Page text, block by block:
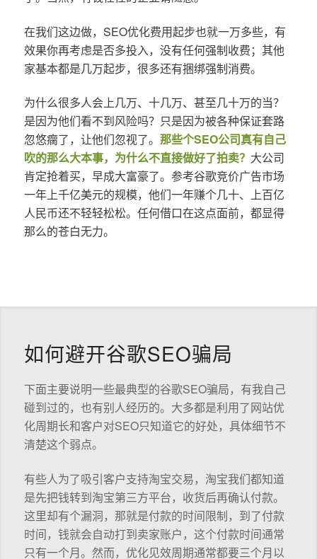
在我们这边做，SEO优化费用起步也就一万多些，有
效果你再考虑是否多投入，没有任何强制收费；其他
家基本都是几万起步，很多还有捆绑强制消费。
为什么很多人会上几万、十几万、甚至几十万的当？
是因为他们看不到风险吗？只是因为被各种保证套路
忽悠瘸了，让他们忽视了。 那些个SEO公司真有自己
吹的那么大本事，为什么不直接做好了拍卖？ 大公司
肯定抢着买，早成大富豪了。参考谷歌竞价广告市场
一年上千亿美元的规模，他们一年赚个几十、上百亿
人民币还不轻轻松松。任何借口在这点面前，都显得
那么的苍白无力。
如何避开谷歌SEO骗局
下面主要说明一些最典型的谷歌SEO骗局，有我自己
碰到过的，也有别人经历的。大多都是利用了网站优
化周期长和客户对SEO只知道它的好处，具体细节不
清楚这个弱点。
有些人为了吸引客户支持淘宝交易，淘宝我们都知道
是先把钱转到淘宝第三方平台，收货后再确认付款。
这里却有个漏洞，那就是付款的时间限制，到了付款
时间，钱就会自动打到卖家账户，这个付款时间通常
只有一个月。然而，优化见效周期通常都要三个月以